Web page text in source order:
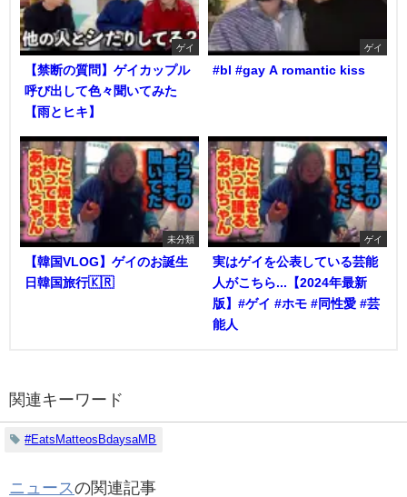
ゲイ
【禁断の質問】ゲイカップル
呼び出して色々聞いてみた
【雨とヒキ】
ゲイ
#bl #gay A romantic kiss
未分類
【韓国VLOG】ゲイのお誕生
日韓国旅行🇰🇷
ゲイ
実はゲイを公表している芸能
人がこちら...【2024年最新
版】#ゲイ #ホモ #同性愛 #芸
能人
関連キーワード
#EatsMatteosBdaysaMB
ニュースの関連記事